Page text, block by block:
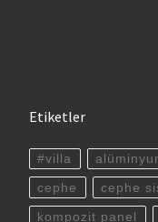
Etiketler
#villa
cephe cephe
kompozit panel